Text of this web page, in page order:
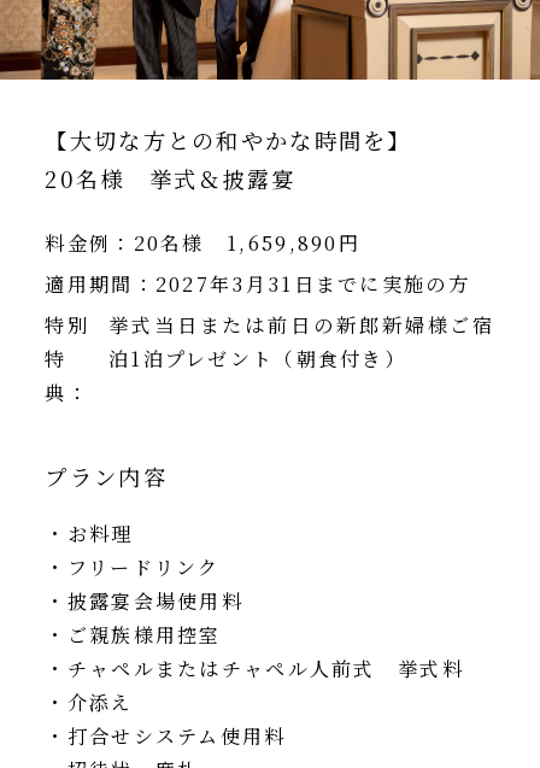
BRIDAL FAIR ブライダルフェア
WEDDING PLAN ウェディングプラン
ACCESS アクセス
INSTAGRAM 公式インスタグラム
ご成約のお客様
【大切な方との和やかな時間を】
20名様 挙式＆披露宴
料金例： 20名様 1,659,890円
適用期間： 2027年3月31日までに実施の方
特別
特
典：
挙式当日または前日の新郎新婦様ご宿
泊1泊プレゼント（朝食付き）
プラン内容
・お料理
・フリードリンク
・披露宴会場使用料
・ご親族様用控室
・チャペルまたはチャペル人前式 挙式料
・介添え
・打合せシステム使用料